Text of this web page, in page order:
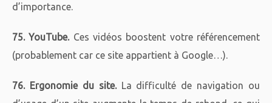
d’importance.
75. YouTube.Ces vidéos boostent votre référencement
(probablement car ce site appartient à Google…).
76. Ergonomie du site.La difficulté de navigation ou